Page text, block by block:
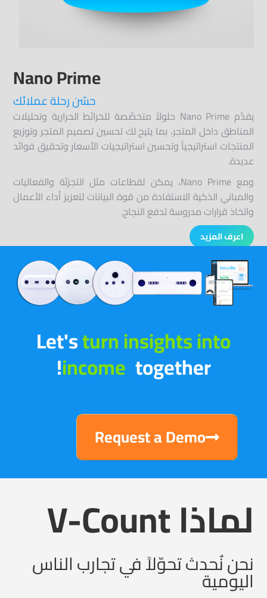
Nano Prime
حسّن رحلة عملائك
يقدّم Nano Prime حلولاً متخصّصة للخرائط الحرارية وتحليلات
المناطق داخل المتجر، بما يتيح لك تحسين تصميم المتجر وتوزيع
المنتجات استراتيجياً وتحسين استراتيجيات الأسعار وتحقيق فوائد
عديدة.
ومع Nano Prime، يمكن لقطاعات مثل التجزئة والفعاليات
والمباني الذكية الاستفادة من قوة البيانات لتعزيز أداء الأعمال
واتخاذ قرارات مدروسة تدفع النجاح.
اعرف المزيد
Let'sturn insights into
income together!
Request a Demo
لماذا V-Count
نحن نُحدث تحوّلاً في تجارب الناس
اليومية